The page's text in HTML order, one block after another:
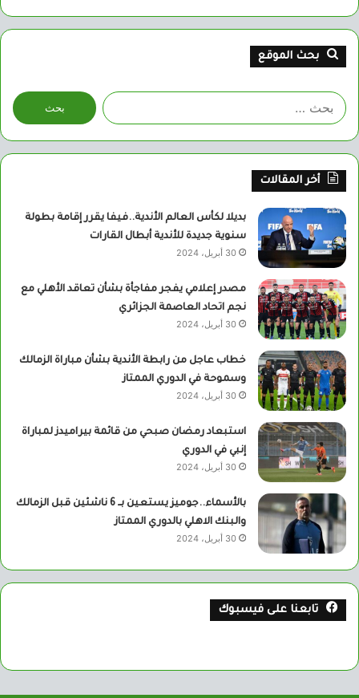
بحث الموقع
البحث
عن:
أخر المقالات
بديلا لكأس العالم الأندية..فيفا يقرر إقامة بطولة
سنوية جديدة للأندية أبطال القارات
30 أبريل، 2024
مصدر إعلامي يفجر مفاجأة بشأن تعاقد الأهلي مع
نجم اتحاد العاصمة الجزائري
30 أبريل، 2024
خطاب عاجل من رابطة الأندية بشأن مباراة الزمالك
وسموحة في الدوري الممتاز
30 أبريل، 2024
استبعاد رمضان صبحي من قائمة بيراميدز لمباراة
إنبي في الدوري
30 أبريل، 2024
بالأسماء..جوميز يستعين بــ 6 ناشئين قبل الزمالك
والبنك الاهلي بالدوري الممتاز
30 أبريل، 2024
تابعنا على فيسبوك